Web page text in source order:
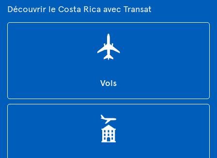
Découvrir le Costa Rica avec Transat
Vols